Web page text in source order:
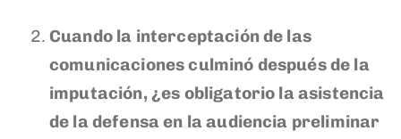
Cuando la interceptación de las
comunicaciones culminó después de la
imputación, ¿es obligatorio la asistencia
de la defensa en la audiencia preliminar